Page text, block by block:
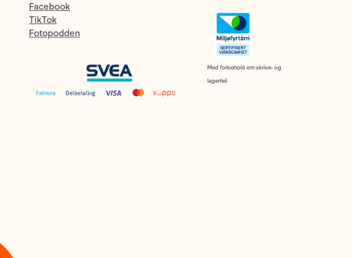
Facebook
TikTok
Fotopodden
Med forbehold om skrive- og
lagerfeil